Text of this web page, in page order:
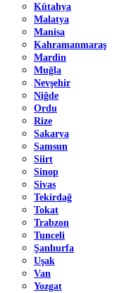
Kütahya
Malatya
Manisa
Kahramanmaraş
Mardin
Muğla
Nevşehir
Niğde
Ordu
Rize
Sakarya
Samsun
Siirt
Sinop
Sivas
Tekirdağ
Tokat
Trabzon
Tunceli
Şanlıurfa
Uşak
Van
Yozgat